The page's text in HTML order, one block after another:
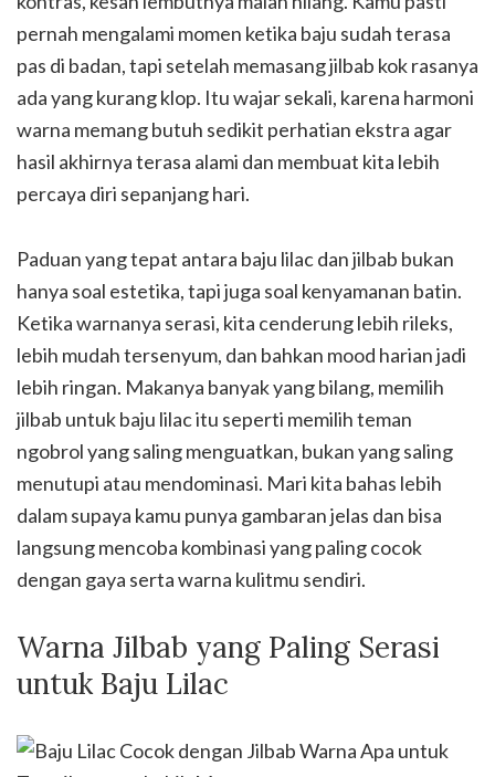
pernah mengalami momen ketika baju sudah terasa
pas di badan, tapi setelah memasang jilbab kok rasanya
ada yang kurang klop. Itu wajar sekali, karena harmoni
warna memang butuh sedikit perhatian ekstra agar
hasil akhirnya terasa alami dan membuat kita lebih
percaya diri sepanjang hari.
Paduan yang tepat antara baju lilac dan jilbab bukan
hanya soal estetika, tapi juga soal kenyamanan batin.
Ketika warnanya serasi, kita cenderung lebih rileks,
lebih mudah tersenyum, dan bahkan mood harian jadi
lebih ringan. Makanya banyak yang bilang, memilih
jilbab untuk baju lilac itu seperti memilih teman
ngobrol yang saling menguatkan, bukan yang saling
menutupi atau mendominasi. Mari kita bahas lebih
dalam supaya kamu punya gambaran jelas dan bisa
langsung mencoba kombinasi yang paling cocok
dengan gaya serta warna kulitmu sendiri.
Warna Jilbab yang Paling Serasi
untuk Baju Lilac